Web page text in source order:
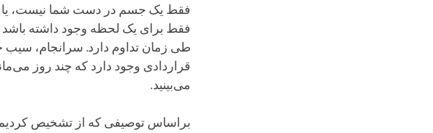
فقط یک جسم در دست شما نیست، یا
فقط برای یک لحظه وجود داشته باشد
طی زمان تداوم دارد. سرانجام،
قراردادی وجود دارد که چند روز
می‌بینید.
براساس توصیفی که از تشخیص